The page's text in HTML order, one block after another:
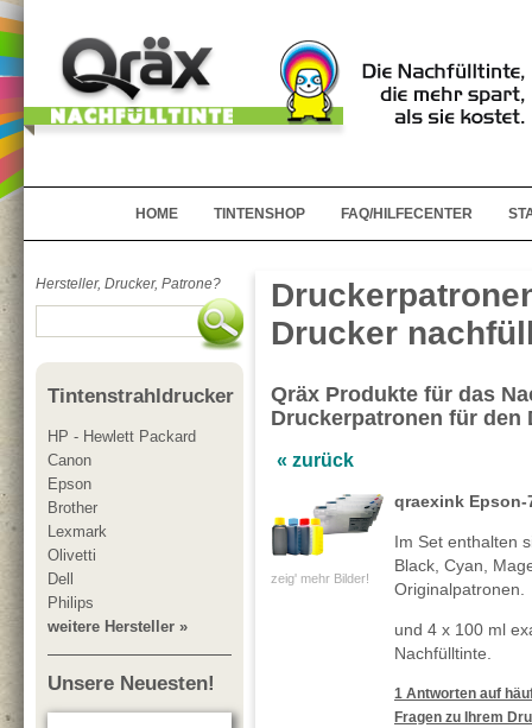
HOME TINTENSHOP FAQ/HILFECENTER
Hersteller, Drucker, Patrone?
Tintenstrahldrucker
HP - Hewlett Packard
Canon
Epson
Brother
Lexmark
Olivetti
Dell
Philips
weitere Hersteller »
Unsere Neuesten!
Drucker
Qräx Produkte für das
Druckerpatronen für den
« zurück
zeig' mehr Bilder!
qraexink Epson-
Im Set enthalten
Black, Cyan,
Originalpatronen.
und 4 x 100 ml
Nachfülltinte.
1 Antworten auf
Fragen zu Ihrem